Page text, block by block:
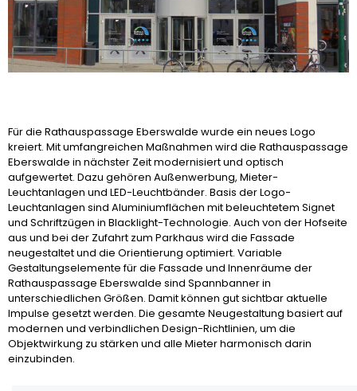
Für die Rathauspassage Eberswalde wurde ein neues Logo
kreiert. Mit umfangreichen Maßnahmen wird die Rathauspassage
Eberswalde in nächster Zeit modernisiert und optisch
aufgewertet. Dazu gehören Außenwerbung, Mieter-
Leuchtanlagen und LED-Leuchtbänder. Basis der Logo-
Leuchtanlagen sind Aluminiumflächen mit beleuchtetem Signet
und Schriftzügen in Blacklight-Technologie. Auch von der Hofseite
aus und bei der Zufahrt zum Parkhaus wird die Fassade
neugestaltet und die Orientierung optimiert. Variable
Gestaltungselemente für die Fassade und Innenräume der
Rathauspassage Eberswalde sind Spannbanner in
unterschiedlichen Größen. Damit können gut sichtbar aktuelle
Impulse gesetzt werden. Die gesamte Neugestaltung basiert auf
modernen und verbindlichen Design-Richtlinien, um die
Objektwirkung zu stärken und alle Mieter harmonisch darin
einzubinden.